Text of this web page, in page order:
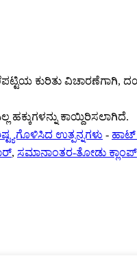
ಕುರಿತು ವಿಚಾರಣೆಗಾಗಿ,
ಹಕ್ಕುಗಳನ್ನು ಕಾಯ್ದಿರಿಸಲಾಗಿದೆ.
ಉತ್ಪನ್ನಗಳು - ಹಾಟ್
, ಸಮಾನಾಂತರ-ತೋಡು ಕ್ಲಾಂಪ್